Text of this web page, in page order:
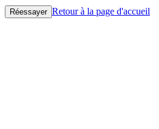
Réessayer Retour à la page d'accueil